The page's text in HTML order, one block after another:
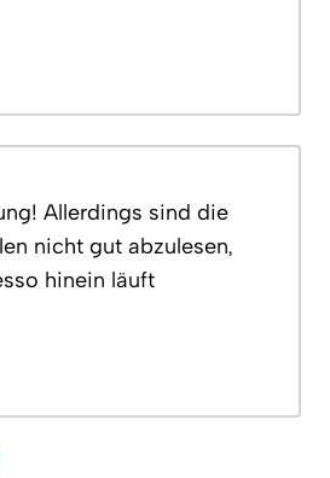
Allerdings sind die
nicht gut abzulesen,
hinein läuft